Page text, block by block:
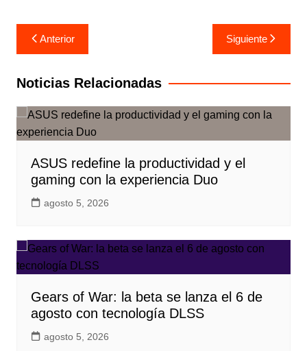
Navegación
de
entradas
Anterior Siguiente
Noticias Relacionadas
ASUS redefine la productividad y el
gaming con la experiencia Duo
agosto 5, 2026
Gears of War: la beta se lanza el 6 de
agosto con tecnología DLSS
agosto 5, 2026